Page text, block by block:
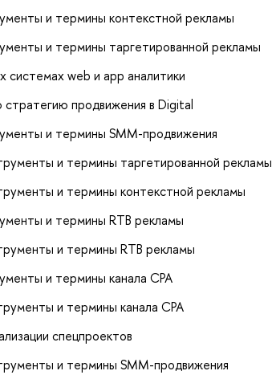
и термины контекстной рекламы
и термины таргетированной рекламы
системах web и app аналитики
продвижения в Digital
и термины SMM-продвижения
и термины таргетированной рекламы
и термины контекстной рекламы
и термины RTB рекламы
и термины RTB рекламы
и термины канала CPA
и термины канала CPA
спецпроектов
и термины SMM-продвижения